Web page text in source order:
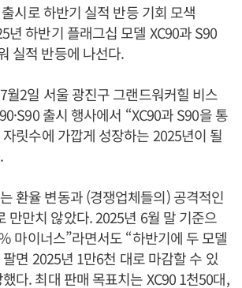
시로 하반기 실적 반등 기회 모색
년 하반기 플래그십 모델 XC90과 S90
실적 반등에 나선다.
월2일 서울 광진구 그랜드워커힐 비스
출시 행사에서 “XC90과 S90을 통
릿수에 가깝게 성장하는 2025년이 될
환율 변동과 (경쟁업체들의) 공격적인
만만치 않았다. 2025년 6월 말 기준으
마이너스”라면서도 “하반기에 두 모델
면 2025년 1만6천 대로 마감할 수 있
다. 최대 판매 목표치는 XC90 1천50대,